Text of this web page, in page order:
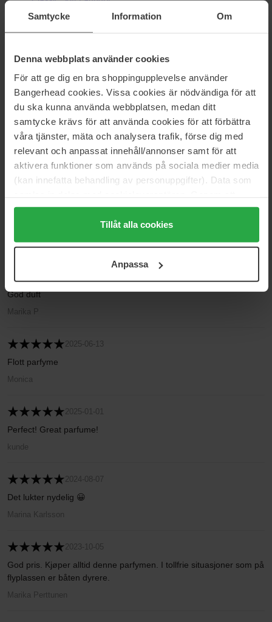
Samtycke Information Om
Denna webbplats använder cookies
För att ge dig en bra shoppingupplevelse använder
Bangerhead cookies. Vissa cookies är nödvändiga för att
du ska kunna använda webbplatsen, medan ditt
samtycke krävs för att använda cookies för att förbättra
våra tjänster, mäta och analysera trafik, förse dig med
relevant och anpassat innehåll/annonser samt för att
aktivera funktioner som används på sociala medier media
(kan innefatta behandling av personuppgifter). Data som
trycka på "Tillåt alla cookies" accepterar du alla cookies,
medan du under "Detaljer" kan anpassa användningen av
cookies. Du kan när som helst återkalla ditt samtycke.
Tillåt alla cookies
Anpassa
4.9
Basert på 9 anmeldelser
89%
0%
0%
God duft
2025-06-13
Flott parfyme
Monica
2025-01-01
Perfect! Great parfume!
kunde
2024-08-07
Det lukter nydelig 😀
Marina Karlsson
2023-10-05
God pris. Kjøper alltid denne parfymen. I tollfrie situasjoner som på
flyplassen er båten dyrere.
Marika Perttunen